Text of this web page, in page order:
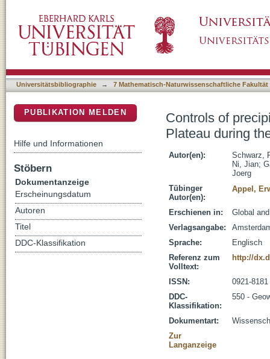
Pliocene warmth (similar to 3.5-3.0 Ma)
Universitätsbibliographie → 7 Mathematisch-Naturwissenschaftliche Fakultät
Controls of
Plateau during
Autor(en):
Schwarz,
Ni, Jian;
Joerg
Tübinger
Autor(en):
Appel,
Erschienen in:
Global
Verlagsangabe:
Sprache:
Englisch
Referenz zum
Volltext:
http://
ISSN:
0921-8181
DDC-
Klassifikation:
550 -
Dokumentart:
Zur
Langanzeige
PUBLIKATION MELDEN
Hilfe und Informationen
Stöbern
Dokumentanzeige
Erscheinungsdatum
Autoren
Titel
DDC-Klassifikation